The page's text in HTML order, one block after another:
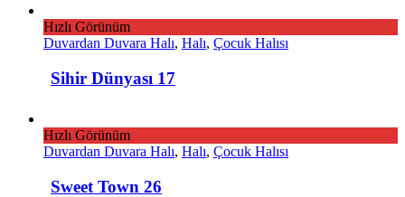
Hızlı Görünüm
Duvardan Duvara Halı, Halı, Çocuk Halısı
Sihir Dünyası 17
Hızlı Görünüm
Duvardan Duvara Halı, Halı, Çocuk Halısı
Sweet Town 26